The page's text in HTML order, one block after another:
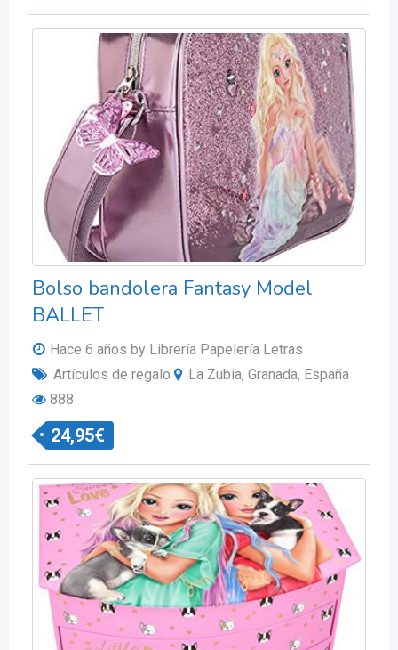
Bolso bandolera Fantasy Model
BALLET
Hace 6 años by Librería Papelería Letras
Artículos de regalo
La Zubia, Granada, España
888
24,95€